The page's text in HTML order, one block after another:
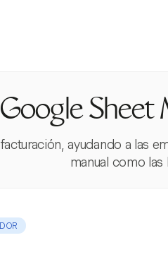
Google Sheet
ayudando a las
manual como las